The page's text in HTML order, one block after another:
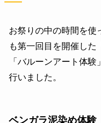
お祭りの中の時間を使
も第一回目を開催した
「バルーンアート体
行いました。
ベンガラ泥染め体験